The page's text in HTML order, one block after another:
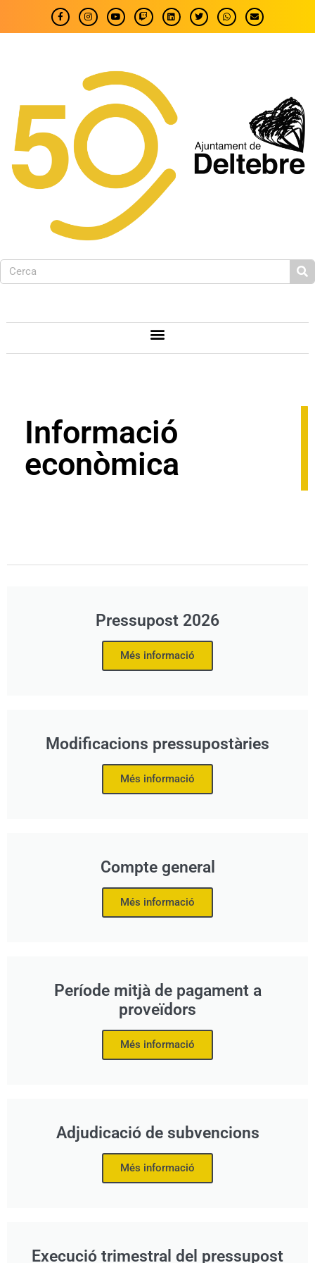
Informació
econòmica
Pressupost 2026
Més informació
Modificacions pressupostàries
Més informació
Compte general
Més informació
Període mitjà de pagament a
proveïdors
Més informació
Adjudicació de subvencions
Més informació
Execució trimestral del pressupost